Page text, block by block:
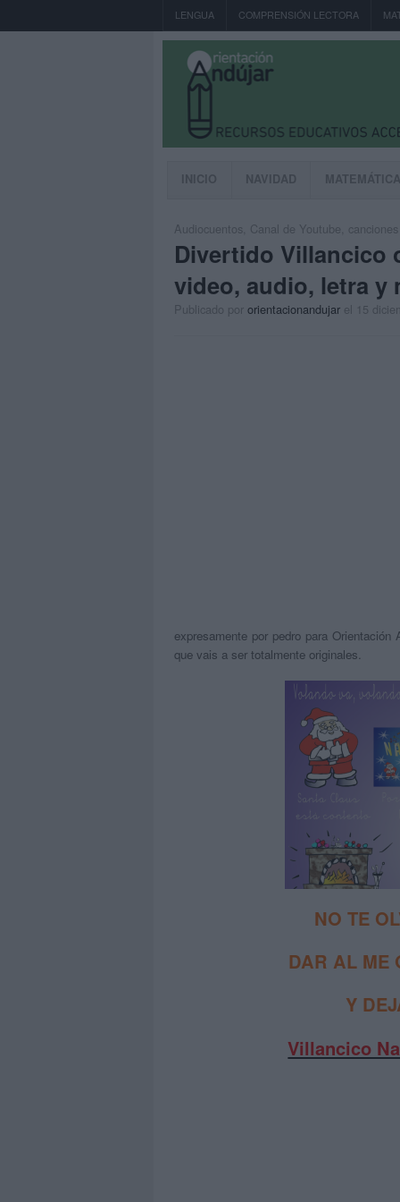
LENGUA COMPRENSIÓN LECTORA
INICIO NAVIDAD
Audiocuentos Canal de Youtube
Divertido Villancico
video, audio, letra y
Publicado por orientacionandujar el 15
expresamente por pedro para
que vais a ser totalmente originales.
NO TE
DAR AL ME
Y
Villancico